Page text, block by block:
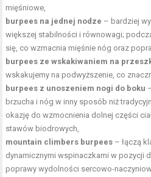
mięśniowe,
burpees na jednej nodze – bardziej
większej stabilności i równowagi;
się, co wzmacnia mięśnie nóg oraz
burpees ze wskakiwaniem na
wskakujemy na podwyższenie, co
burpees z unoszeniem nogi do boku
brzucha i nóg w inny sposób niż
okazję do wzmocnienia dolnej części
stawów biodrowych,
mountain climbers burpees – łączą
dynamicznymi wspinaczkami w pozycji
poprawy wydolności sercowo-